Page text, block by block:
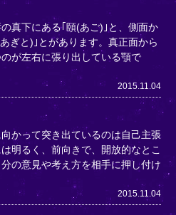
真下にある｢頤(あご)｣と、側面か
ぎと)｣とがあります。真正面から
が左右に張り出している顎で
2015.11.04
かって突き出ているのは自己主張
明るく、前向きで、開放的なとこ
の意見や考え方を相手に押し付け
2015.11.04